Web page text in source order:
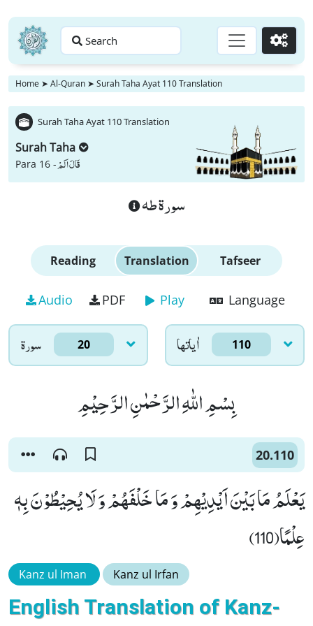
Search Go
Home ➤ Al-Quran ➤ Surah Taha Ayat 110 Translation
Surah Taha Ayat 110 Translation
Surah Taha
Para 16 -قَالَ اَلَمْ
سورة طه
Reading Translation Tafseer
Audio PDF Play Language
سورۃ 20 اٰياتها 110
بِسْمِ اللّٰهِ الرَّحْمٰنِ الرَّحِیْمِ
20.110
یَعْلَمُ مَا بَیْنَ اَیْدِیْهِمْ وَ مَا خَلْفَهُمْ وَ لَا یُحِیْطُوْنَ بِهٖ
عِلْمًا(110)
Kanz ul Iman Kanz ul Irfan
English Translation of Kanz-